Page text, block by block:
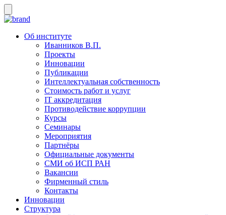
Об институте
Иванников В.П.
Проекты
Инновации
Публикации
Интеллектуальная собственность
Стоимость работ и услуг
IT аккредитация
Противодействие коррупции
Курсы
Семинары
Мероприятия
Партнёры
Официальные документы
СМИ об ИСП РАН
Вакансии
Фирменный стиль
Контакты
Инновации
Структура